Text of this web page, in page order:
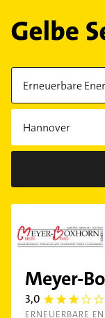
Meyer-
3,0 3.0
ERNEUERBARE